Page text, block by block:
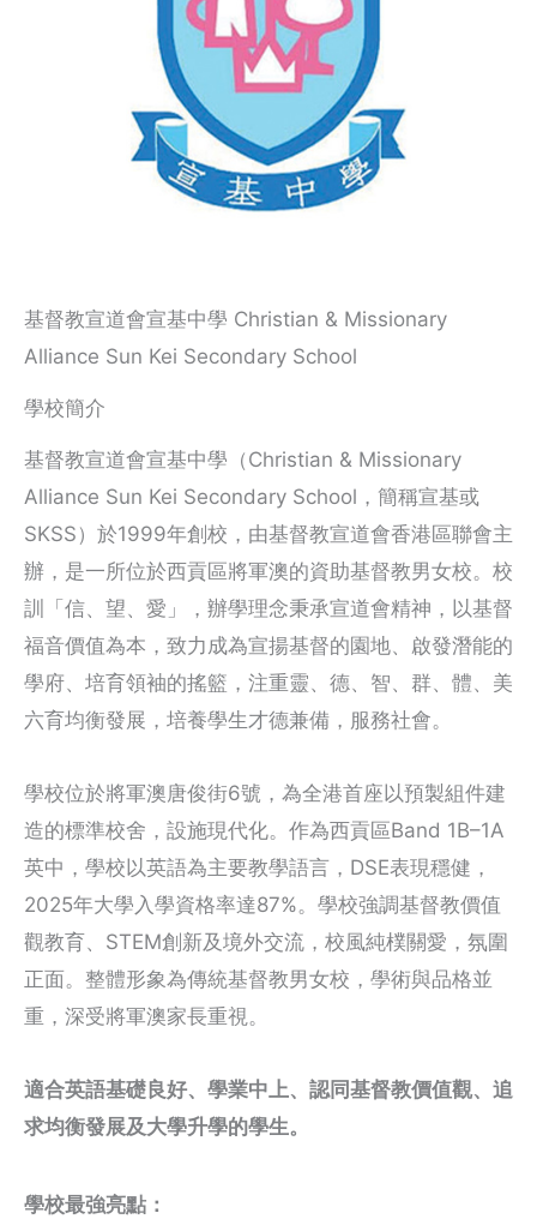
基督教宣道會宣基中學 Christian & Missionary
Alliance Sun Kei Secondary School
學校簡介
基督教宣道會宣基中學（Christian & Missionary
Alliance Sun Kei Secondary School，簡稱宣基或
SKSS）於1999年創校，由基督教宣道會香港區聯會主
辦，是一所位於西貢區將軍澳的資助基督教男女校。校
訓「信、望、愛」，辦學理念秉承宣道會精神，以基督
福音價值為本，致力成為宣揚基督的園地、啟發潛能的
學府、培育領袖的搖籃，注重靈、德、智、群、體、美
六育均衡發展，培養學生才德兼備，服務社會。
學校位於將軍澳唐俊街6號，為全港首座以預製組件建
造的標準校舍，設施現代化。作為西貢區Band 1B–1A
英中，學校以英語為主要教學語言，DSE表現穩健，
2025年大學入學資格率達87%。學校強調基督教價值
觀教育、STEM創新及境外交流，校風純樸關愛，氛圍
正面。整體形象為傳統基督教男女校，學術與品格並
重，深受將軍澳家長重視。
適合英語基礎良好、學業中上、認同基督教價值觀、追
求均衡發展及大學升學的學生。
學校最強亮點：